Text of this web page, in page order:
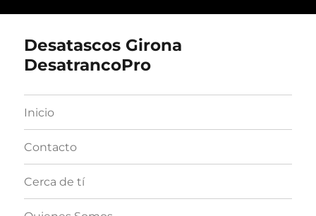
Desatascos Girona
DesatrancoPro
Inicio
Contacto
Cerca de tí